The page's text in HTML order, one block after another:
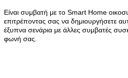
Είναι συμβατή με το Smart Home
επιτρέποντας σας να δημιουργήσετε
έξυπνα σενάρια με άλλες συμβατές
φωνή σας.